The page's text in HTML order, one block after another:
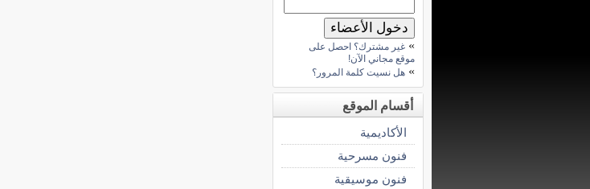
» غير مشترك؟ احصل على
موقع مجاني الآن!
» هل نسيت كلمة المرور؟
أقسام الموقع
الأكاديمية
فنون مسرحية
فنون موسيقية